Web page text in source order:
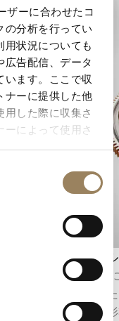
ザーに合わせたコ
の分析を行ってい
用状況についても
広告配信、データ
います。ここで収
ナーに提供した他
した際に収集さ
によって使用さ
の駆動エ
られたエ
トゥー
1801年
明され
重力の